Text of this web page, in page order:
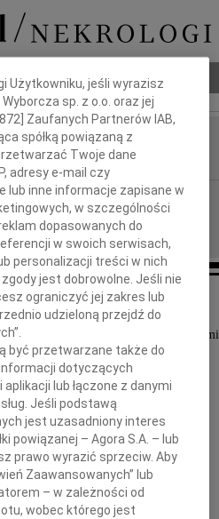
pogrzebowy
Kusio
smutkiem przyjęliśmy wiadomość o
Jolanty Kusio
Użytkowniku, jeśli wyrazisz
sp. z o.o. oraz jej
872 ] Zaufanych Partnerów IAB,
spółką powiązaną z
Twoje dane
adresy e-mail czy
lub inne informacje zapisane w
w szczególności
dopasowanych do
w swoich serwisach,
personalizacji treści w nich
jest dobrowolne. Jeśli nie
ograniczyć jej zakres lub
udzieloną przejdź do
być przetwarzane także do
dotyczących
lub łączone z danymi
Jeśli podstawą
jest uzasadniony interes
powiązanej – Agora S.A. – lub
prawo wyrazić sprzeciw. Aby
Zaawansowanych” lub
– w zależności od
wobec którego jest